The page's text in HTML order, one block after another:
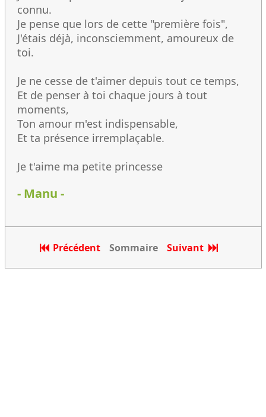
connu.
Je pense que lors de cette "première fois",
J'étais déjà, inconsciemment, amoureux de
toi.
Je ne cesse de t'aimer depuis tout ce temps,
Et de penser à toi chaque jours à tout
moments,
Ton amour m'est indispensable,
Et ta présence irremplaçable.
Je t'aime ma petite princesse
- Manu -
Précédent Sommaire Suivant